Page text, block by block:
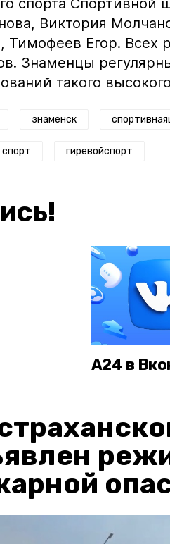
спорта
Виктория
Тимофеев Егор. Всех
Знаменцы
такого
знаменск
спорт гиревойспорт
А24 в